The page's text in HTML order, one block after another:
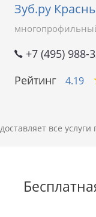
Зуб.ру
+7 (495) 988-
Рейтинг
4.19
все